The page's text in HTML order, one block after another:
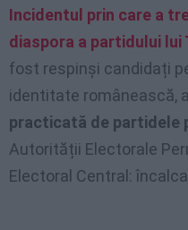
Incidentul prin care a
diaspora a partidului lui
fost respinși candidați
identitate românească,
practicată de partidele
Autorității Electorale
Electoral Central: